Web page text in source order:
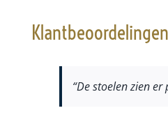
Klantbeoordelingen
“De stoelen zien